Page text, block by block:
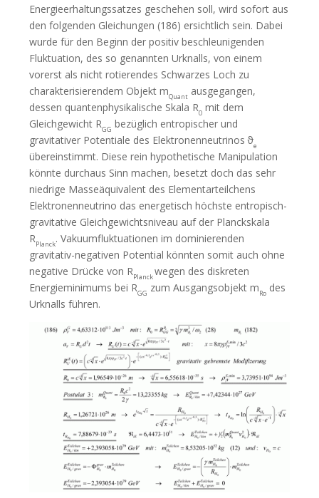
Energieerhaltungssatzes geschehen soll, wird sofort aus
den folgenden Gleichungen (186) ersichtlich sein. Dabei
wurde für den Beginn der positiv beschleunigenden
Fluktuation, des so genannten Urknalls, von einem
vorerst als nicht rotierendes Schwarzes Loch zu
charakterisierendem Objekt mQuant ausgegangen,
dessen quantenphysikalische Skala R0 mit dem
Gleichgewicht RGG bezüglich entropischer und
gravitativer Potentiale des Elektronenneutrinos ϑe
übereinstimmt. Diese rein hypothetische Manipulation
könnte durchaus Sinn machen, besetzt doch das sehr
niedrige Masseäquivalent des Elementarteilchens
Elektronenneutrino das energetisch höchste entropisch-
gravitative Gleichgewichtsniveau auf der Planckskala
RPlanck. Vakuumfluktuationen im dominierenden
gravitativ-negativen Potential könnten somit auch ohne
negative Drücke von RPlanckwegen des diskreten
Energieminimums bei RGG zum Ausgangsobjekt mRo des
Urknalls führen.